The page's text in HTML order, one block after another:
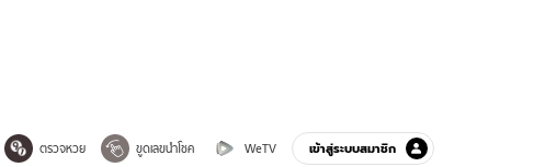
ตรวจหวย ขูดเลขนำโชค WeTV เข้าสู่ระบบสมาชิก